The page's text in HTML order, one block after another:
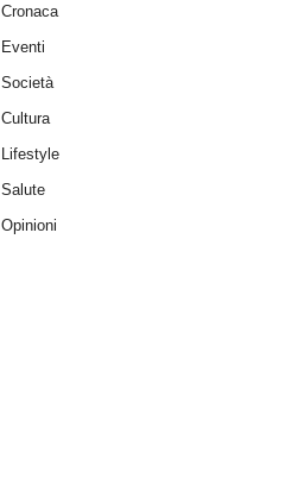
Cronaca
Eventi
Società
Cultura
Lifestyle
Salute
Opinioni